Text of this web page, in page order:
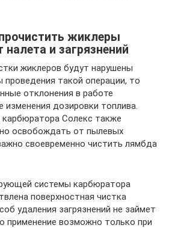
жиклеры
и загрязнений
жиклеров будут нарушены
такой операции, то
отклонения в работе
изменения дозировки топлива.
Солекс также
освобождать от пылевых
своевременно чистить лямбда
системы карбюратора
поверхностная чистка
удаления загрязнений не займет
применение возможно только при